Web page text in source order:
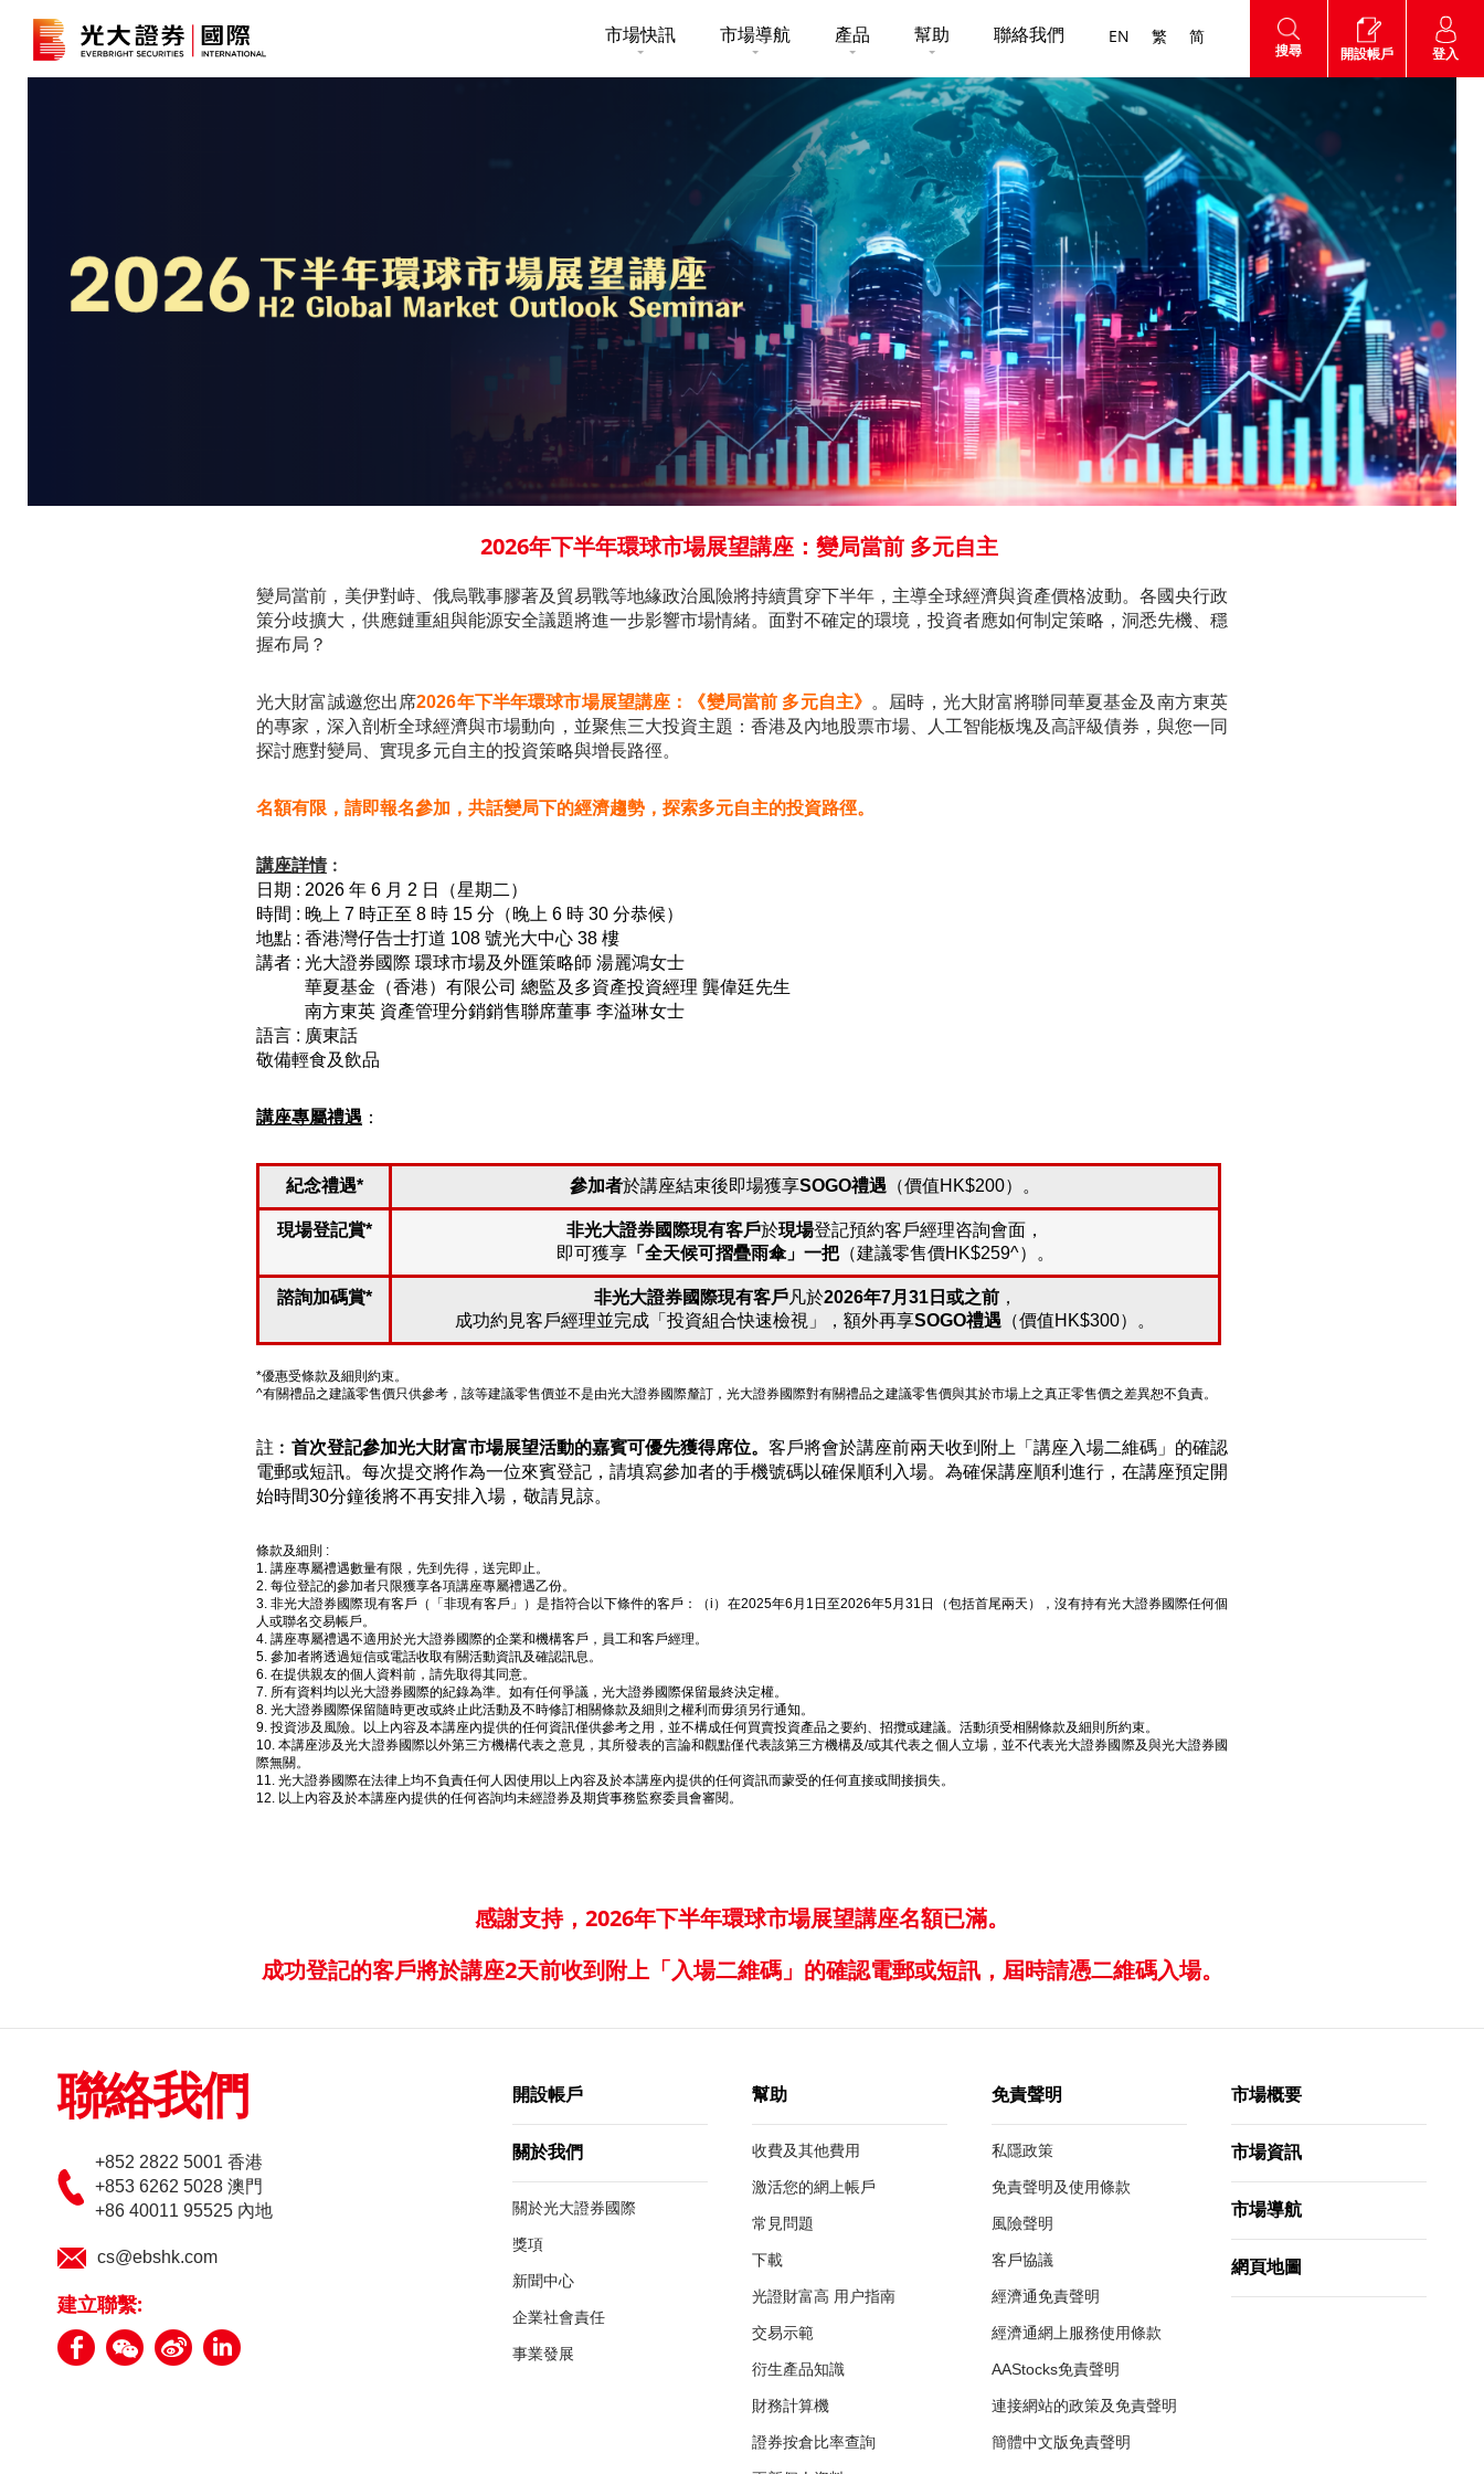
市場快訊
財經日誌
新股上市
市場導航
研究報告總覽
投資速遞
外匯攻略
媒體訪問
新股快訊
財富管理
產品
認購新股 滬港通
美股 海外股票
一般保險 互惠基金
債券 期貨合約 股票期權 認股證
結構性產品 交易所買賣基金 可收回牛熊證 外匯服務
幫助
收費及其他費用
激活您的網上帳戶
常見問題
下載
光證財富高 用户指南
交易示範
衍生產品知識
虛擬資產知識
證券按倉比率查詢
客戶同意書 - 香港投資者識別碼制度
聯絡我們 EN 繁 简
搜尋 開設帳戶 登入
2026年下半年環球市場展望講座：變局當前 多元自主
變局當前，美伊對峙、俄烏戰事膠著及貿易戰等地緣政治風險將持續貫穿下半年，主導全球經濟與資產價格波動。各國央行政
策分歧擴大，供應鏈重組與能源安全議題將進一步影響市場情緒。面對不確定的環境，投資者應如何制定策略，洞悉先機、穩
握布局？
光大財富誠邀您出席2026年下半年環球市場展望講座：《變局當前 多元自主》 。屆時，光大財富將聯同華夏基金及南方東英
的專家，深入剖析全球經濟與市場動向，並聚焦三大投資主題： 香港及內地股票市場 、人工智能板塊及高評級債券，與您一同
探討應對變局、實現多元自主的投資策略與增長路徑。
名額有限，請即報名參加，共話變局下的經濟趨勢，探索多元自主的投資路徑。
講座詳情︰
日期 : 2026 年 6 月 2 日（星期二）
時間 : 晚上 7 時正至 8 時 15 分（晚上 6 時 30 分恭候）
地點 : 香港灣仔告士打道 108 號光大中心 38 樓
講者 : 光大證券國際 環球市場及外匯策略師 湯麗鴻女士
華夏基金（香港）有限公司 總監及多資產投資經理 龔偉廷先生
南方東英 資產管理分銷銷售聯席董事 李溢琳女士
語言 : 廣東話
敬備輕食及飲品
講座專屬禮遇 ：
紀念禮遇* 參加者於講座結束後即場獲享SOGO禮遇 （價值HK$200）。
現場登記賞* 非光大證券國際現有客戶於現場登記預約客戶經理咨詢會面，
即可獲享「全天候可摺疊雨傘」一把（建議零售價HK$259^）。
諮詢加碼賞* 非光大證券國際現有客戶凡於2026年7月31日或之前，
成功約見客戶經理並完成「投資組合快速檢視」，額外再享SOGO禮遇 （價值HK$300）。
*優惠受條款及細則約束。
^有關禮品之建議零售價只供參考，該等建議零售價並不是由光大證券國際釐訂，光大證券國際對有關禮品之建議零售價與其於市場上之真正零售價之差異恕不負責。
註︰ 首次登記參加光大財富市場展望活動的嘉賓可優先獲得席位。 客戶將會於講座前兩天收到附上「講座入場二維碼」的確認
電郵或短訊。每次提交將作為一位來賓登記，請填寫參加者的手機號碼以確保順利入場。為確保講座順利進行，在講座預定開
始時間30分鐘後將不再安排入場，敬請見諒。
條款及細則 :
1. 講座專屬禮遇數量有限，先到先得，送完即止。
2. 每位登記的參加者只限獲享各項講座專屬禮遇乙份。
3. 非光大證券國際現有客戶（「非現有客戶」）是指符合以下條件的客戶：（i）在2025年6月1日至2026年5月31日（包括首尾兩天），沒有持有光大證券國際任何個
人或聯名交易帳戶。
4. 講座專屬禮遇不適用於光大證券國際的企業和機構客戶，員工和客戶經理。
5. 參加者將透過短信或電話收取有關活動資訊及確認訊息。
6. 在提供親友的個人資料前，請先取得其同意。
7. 所有資料均以光大證券國際的紀錄為準。如有任何爭議，光大證券國際保留最終決定權。
8. 光大證券國際保留隨時更改或終止此活動及不時修訂相關條款及細則之權利而毋須另行通知。
9. 投資涉及風險。以上內容及本講座內提供的任何資訊僅供參考之用，並不構成任何買賣投資產品之要約、招攬或建議。活動須受相關條款及細則所約束。
10. 本講座涉及光大證券國際以外第三方機構代表之意見，其所發表的言論和觀點僅代表該第三方機構及/或其代表之個人立場，並不代表光大證券國際及與光大證券國
際無關。
11. 光大證券國際在法律上均不負責任何人因使用以上內容及於本講座內提供的任何資訊而蒙受的任何直接或間接損失。
12. 以上內容及於本講座內提供的任何咨詢均未經證券及期貨事務監察委員會審閱。
感謝支持，2026年下半年環球市場展望講座名額已滿。
成功登記的客戶將於講座2天前收到附上「入場二維碼」的確認電郵或短訊，屆時請憑二維碼入場。
聯絡我們
+852 2822 5001 香港
+853 6262 5028 澳門
+86 40011 95525 內地
cs@ebshk.com
建立聯繫:
開設帳戶
關於我們
關於光大證券國際
獎項
新聞中心
企業社會責任
事業發展
幫助
收費及其他費用
激活您的網上帳戶
常見問題
下載
光證財富高 用户指南
交易示範
衍生產品知識
財務計算機
證券按倉比率查詢
免責聲明
私隱政策
免責聲明及使用條款
風險聲明
客戶協議
經濟通免責聲明
經濟通網上服務使用條款
AAStocks免責聲明
連接網站的政策及免責聲明
簡體中文版免責聲明
市場概要
市場資訊
市場導航
網頁地圖